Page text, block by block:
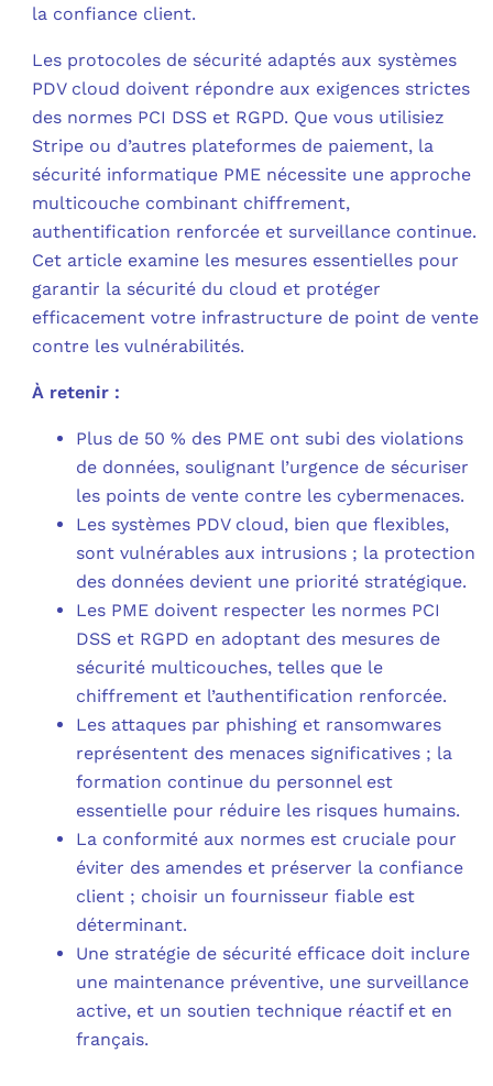
la confiance client.
Les protocoles de sécurité adaptés aux systèmes
PDV cloud doivent répondre aux exigences strictes
des normes PCI DSS et RGPD. Que vous utilisiez
Stripe ou d’autres plateformes de paiement, la
sécurité informatique PME nécessite une approche
multicouche combinant chiffrement,
authentification renforcée et surveillance continue.
Cet article examine les mesures essentielles pour
garantir la sécurité du cloud et protéger
efficacement votre infrastructure de point de vente
contre les vulnérabilités.
À retenir :
Plus de 50 % des PME ont subi des violations
de données, soulignant l’urgence de sécuriser
les points de vente contre les cybermenaces.
Les systèmes PDV cloud, bien que flexibles,
sont vulnérables aux intrusions ; la protection
des données devient une priorité stratégique.
Les PME doivent respecter les normes PCI
DSS et RGPD en adoptant des mesures de
sécurité multicouches, telles que le
chiffrement et l’authentification renforcée.
Les attaques par phishing et ransomwares
représentent des menaces significatives ; la
formation continue du personnel est
essentielle pour réduire les risques humains.
La conformité aux normes est cruciale pour
éviter des amendes et préserver la confiance
client ; choisir un fournisseur fiable est
déterminant.
Une stratégie de sécurité efficace doit inclure
une maintenance préventive, une surveillance
active, et un soutien technique réactif et en
français.